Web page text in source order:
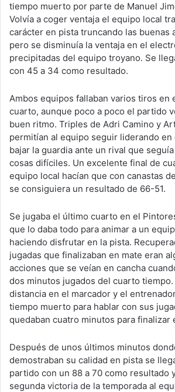
tiempo muerto por parte de Manuel
Volvía a coger ventaja el equipo local
carácter en pista truncando las buenas
pero se disminuía la ventaja en el
precipitadas del equipo troyano. Se
con 45 a 34 como resultado.
Ambos equipos fallaban varios tiros en
cuarto, aunque poco a poco el partido
buen ritmo. Triples de Adri Camino y
permitían al equipo seguir liderando en
bajar la guardia ante un rival que
cosas difíciles. Un excelente final de
equipo local hacían que con canastas
se consiguiera un resultado de 66-51.
Se jugaba el último cuarto en el
que lo daba todo para animar a un
haciendo disfrutar en la pista.
jugadas que finalizaban en mate eran
acciones que se veían en cancha
dos minutos jugados del cuarto tiempo.
distancia en el marcador y el
tiempo muerto para hablar con sus
quedaban cuatro minutos para finalizar
Después de unos últimos minutos
demostraban su calidad en pista se
partido con un 88 a 70 como resultado
segunda victoria de la temporada al